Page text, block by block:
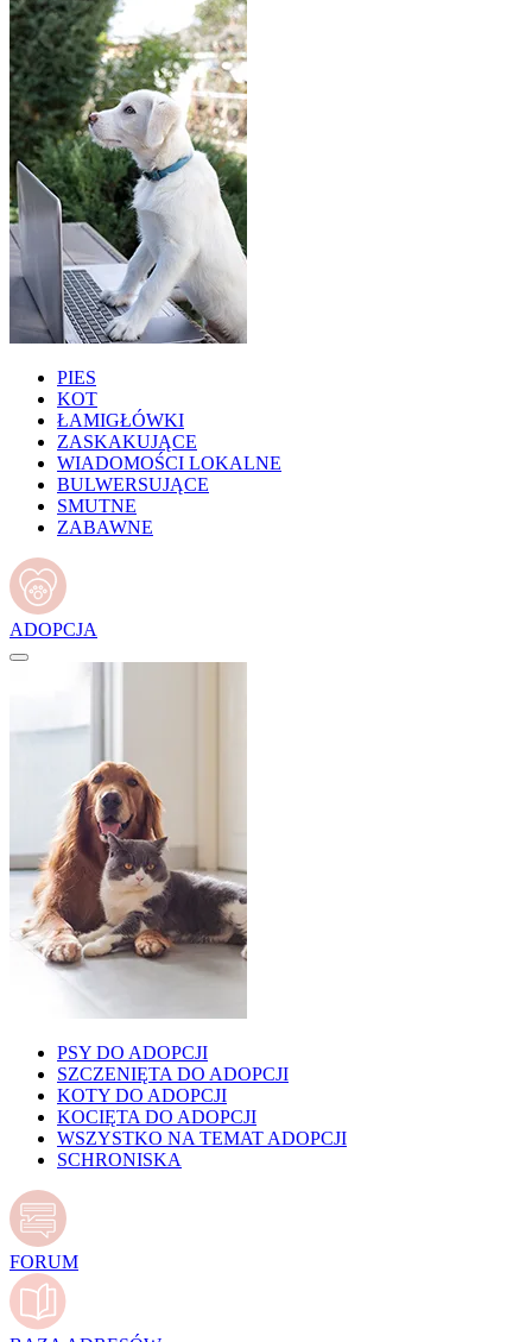
PIES
KOT
ŁAMIGŁÓWKI
ZASKAKUJĄCE
WIADOMOŚCI LOKALNE
BULWERSUJĄCE
SMUTNE
ZABAWNE
ADOPCJA
PSY DO ADOPCJI
SZCZENIĘTA DO ADOPCJI
KOTY DO ADOPCJI
KOCIĘTA DO ADOPCJI
WSZYSTKO NA TEMAT ADOPCJI
SCHRONISKA
FORUM